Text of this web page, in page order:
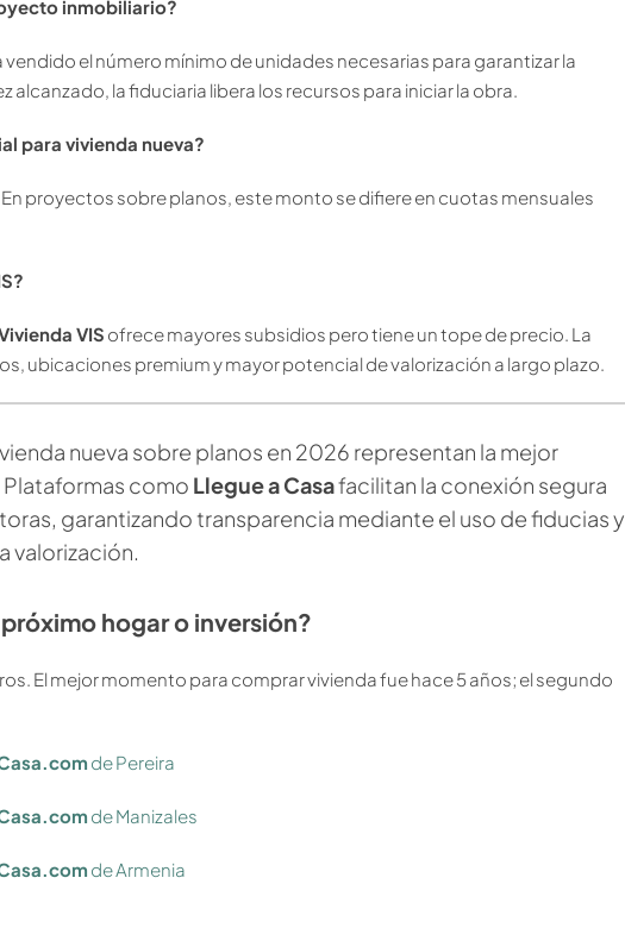
inmobiliario?
el número mínimo de unidades necesarias para garantizar la
la fiduciaria libera los recursos para iniciar la obra.
para vivienda nueva?
. En proyectos sobre planos, este monto se difiere en cuotas mensuales
VIS ofrece mayores subsidios pero tiene un tope de precio. La
ubicaciones premium y mayor potencial de valorización a largo plazo.
nueva sobre planos en 2026 representan la mejor
como Llegue a Casafacilitan la conexión segura
garantizando transparencia mediante el uso de fiducias y
valorización.
hogar o inversión?
El mejor momento para comprar vivienda fue hace 5 años; el segundo
de Pereira
deManizales
de Armenia